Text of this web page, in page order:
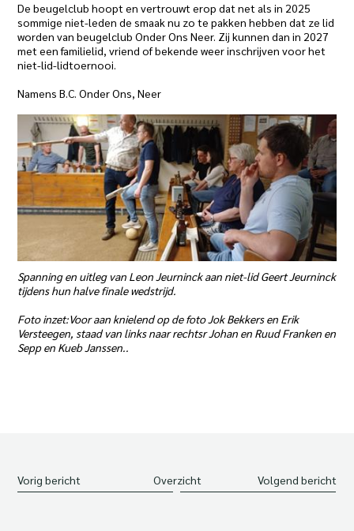
De beugelclub hoopt en vertrouwt erop dat net als in 2025
sommige niet-leden de smaak nu zo te pakken hebben dat ze lid
worden van beugelclub Onder Ons Neer. Zij kunnen dan in 2027
met een familielid, vriend of bekende weer inschrijven voor het
niet-lid-lidtoernooi.
Namens B.C. Onder Ons, Neer
Spanning en uitleg van Leon Jeurninck aan niet-lid Geert Jeurninck
tijdens hun halve finale wedstrijd.
Foto inzet:Voor aan knielend op de foto Jok Bekkers en Erik
Versteegen, staad van links naar rechtsr Johan en Ruud Franken en
Sepp en Kueb Janssen..
Vorig bericht Overzicht Volgend bericht